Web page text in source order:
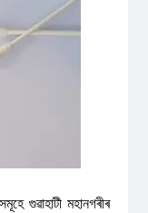
গুৱাহাটী মহানগৰীৰ